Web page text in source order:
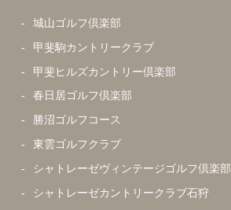
城山ゴルフ倶楽部
甲斐駒カントリークラブ
甲斐ヒルズカントリー倶楽部
春日居ゴルフ倶楽部
勝沼ゴルフコース
東雲ゴルフクラブ
シャトレーゼヴィンテージゴルフ倶楽部
シャトレーゼカントリークラブ石狩